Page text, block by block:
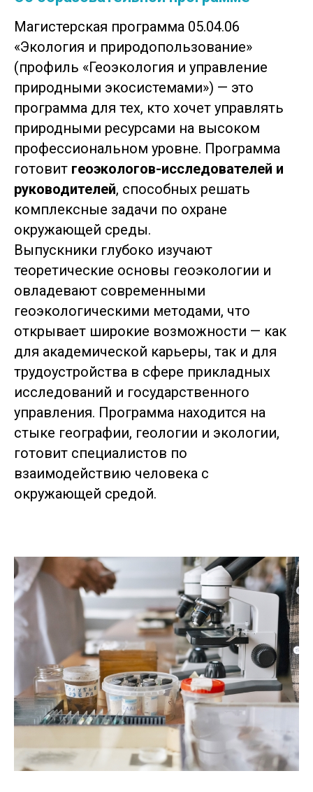
Магистерская программа 05.04.06
«Экология и природопользование»
(профиль «Геоэкология и управление
природными экосистемами») — это
программа для тех, кто хочет управлять
природными ресурсами на высоком
профессиональном уровне. Программа
готовит геоэкологов-исследователей и
руководителей, способных решать
комплексные задачи по охране
окружающей среды.
Выпускники глубоко изучают
теоретические основы геоэкологии и
овладевают современными
геоэкологическими методами, что
открывает широкие возможности — как
для академической карьеры, так и для
трудоустройства в сфере прикладных
исследований и государственного
управления. Программа находится на
стыке географии, геологии и экологии,
готовит специалистов по
взаимодействию человека с
окружающей средой.